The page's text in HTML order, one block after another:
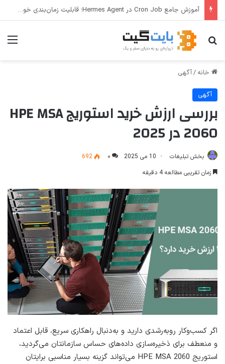
ترفندهای Copilot برای کار و افزایش بهره‌وری
جستجو برای
خانه /آگهی
آگهی
بررسی ارزش خرید استوریج HPE MSA
2060 در 2025
بخش تبلیغات 10 می 2025 ۰
692
زمان تقریبی مطالعه 4 دقیقه
اگر کسب‌وکار روبه‌رشدی دارید و به‌دنبال راهکاری سریع، قابل اعتماد
و منعطف برای ذخیره‌سازی داده‌های حساس سازمانتان می‌گردید،
استوریج HPE MSA 2060 می‌تواند گزینه بسیار مناسبی برایتان